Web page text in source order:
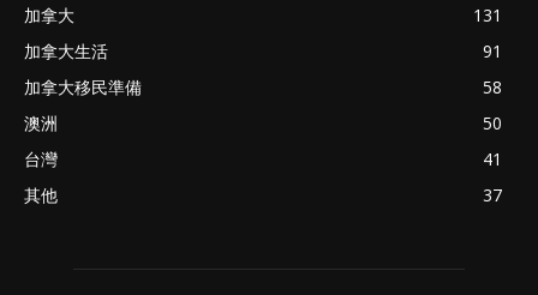
加拿大
131
加拿大生活
91
加拿大移民準備
58
澳洲
50
台灣
41
其他
37